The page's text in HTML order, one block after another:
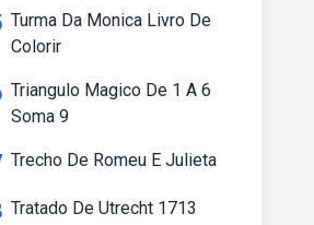
Turma Da Monica Livro De
Colorir
Triangulo Magico De 1 A 6
Soma 9
Trecho De Romeu E Julieta
Tratado De Utrecht 1713